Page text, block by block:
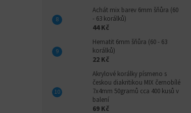
Achát mix barev 6mm šňůra (60
- 63 korálků)
44 Kč
Hematit 6mm šňůra (60 - 63
korálků)
22 Kč
Akrylové korálky písmeno s
českou diakritikou MIX černobílé
7x4mm 50gramů cca 400 kusů v
balení
69 Kč